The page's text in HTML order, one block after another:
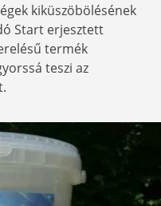
kiküszöbölésének
Start erjesztett
termék
teszi az